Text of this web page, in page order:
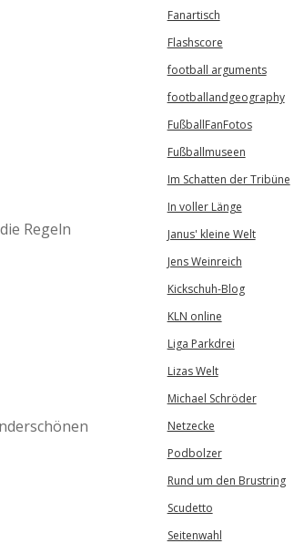
Regeln
Fanartisch
Flashscore
football arguments
footballandgeography
FußballFanFotos
Fußballmuseen
Im Schatten der Tribüne
In voller Länge
Janus' kleine Welt
Jens Weinreich
Kickschuh-Blog
KLN online
Liga Parkdrei
Lizas Welt
Michael Schröder
Netzecke
Podbolzer
Rund um den Brustring
Scudetto
Seitenwahl